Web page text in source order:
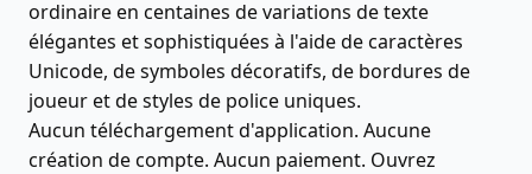
ordinaire en centaines de variations de texte
élégantes et sophistiquées à l'aide de caractères
Unicode, de symboles décoratifs, de bordures de
joueur et de styles de police uniques.
Aucun téléchargement d'application. Aucune
création de compte. Aucun paiement. Ouvrez